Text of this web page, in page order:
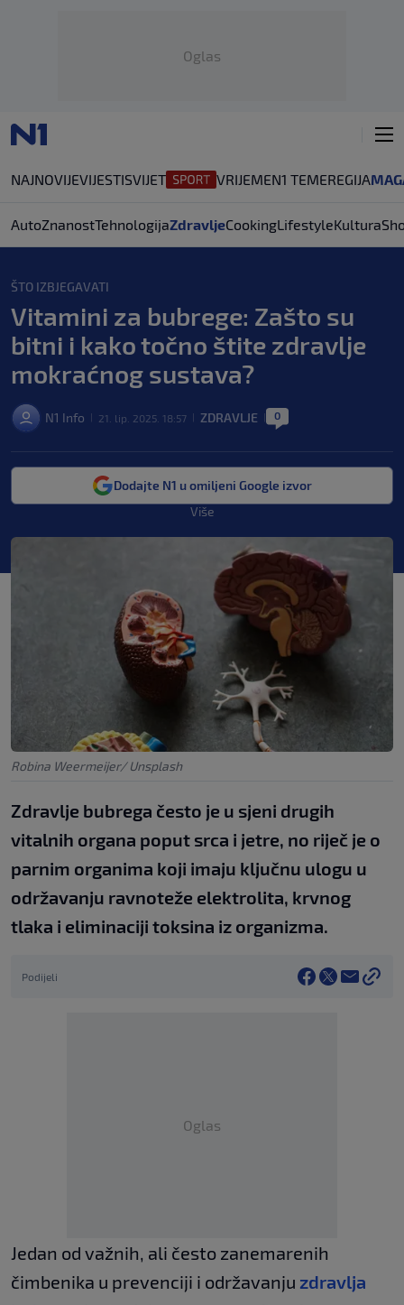
Oglas
NAJNOVIJEVIJESTISVIJET VRIJEMEN1 TEMEREGIJA
AutoZnanostTehnologijaZdravljeCookingLifestyleKultura
ŠTO IZBJEGAVATI
Vitamini za bubrege: Zašto su
bitni i kako točno štite zdravlje
mokraćnog sustava?
N1 Info 21. lip. 2025. 18:57 ZDRAVLJE 0
Dodajte N1 u omiljeni Google izvor
Više
Robina Weermeijer/ Unsplash
Zdravlje bubrega često je u sjeni drugih
vitalnih organa poput srca i jetre, no riječ je o
parnim organima koji imaju ključnu ulogu u
održavanju ravnoteže elektrolita, krvnog
tlaka i eliminaciji toksina iz organizma.
Podijeli
Oglas
Jedan od važnih, ali često zanemarenih
čimbenika u prevenciji i održavanju zdravlja